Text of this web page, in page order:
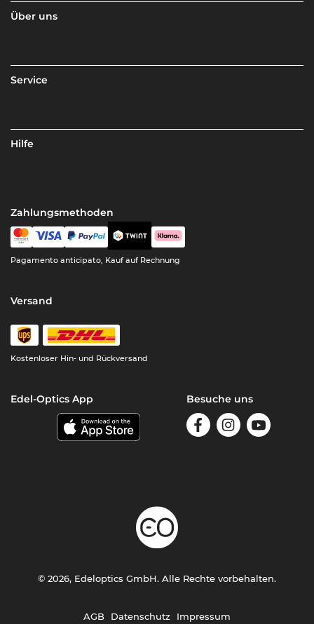
Über uns
Service
Hilfe
Zahlungsmethoden
Pagamento anticipato, Kauf auf Rechnung
Versand
Kostenloser Hin- und Rückversand
Edel-Optics App Besuche uns
AGB Datenschutz Impressum
© 2026, Edeloptics GmbH. Alle Rechte vorbehalten.